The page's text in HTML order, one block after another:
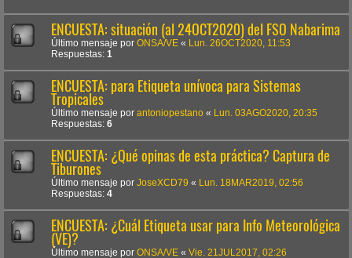
ENCUESTA: situación (al 24OCT2020) del FSO Nabarima
Último mensaje por ONSA/VE «
Lun. 26OCT2020, 11:53
Respuestas: 1
ENCUESTA: para Etiqueta unívoca para Sistemas
Tropicales
Último mensaje por antoniopestano «
Lun. 03AGO2020, 20:35
Respuestas: 6
ENCUESTA: ¿Qué opinas de esta práctica? Captura de
Tiburones
Último mensaje por JoseXCD79 «
Lun. 18MAR2019, 02:56
Respuestas: 4
ENCUESTA: ¿Cuál Etiqueta usar para Info Meteorológica
(VE)?
Último mensaje por ONSA/VE « Vie. 21JUL2017, 02:26